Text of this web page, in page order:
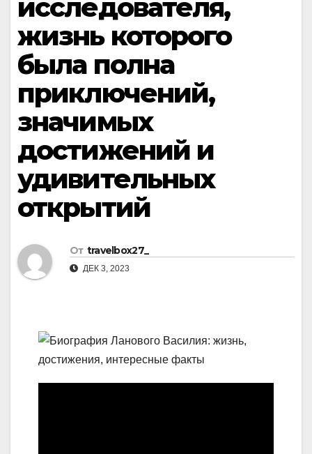
исследователя,
жизнь которого
была полна
приключений,
значимых
достижений и
удивительных
открытий
От travelbox27_
ДЕК 3, 2023